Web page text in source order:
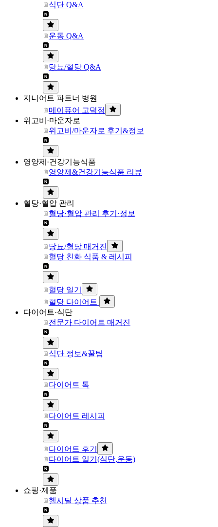
식단 Q&A
운동 Q&A
당뇨/혈당 Q&A
지니어트 파트너 병원
메이퓨어 고덕점
위고비·마운자로
위고비/마운자로 후기&정보
영양제·건강기능식품
영양제&건강기능식품 리뷰
혈당·혈압 관리
혈당·혈압 관리 후기·정보
당뇨/혈당 매거진
혈당 친화 식품 & 레시피
혈당 일기
혈당 다이어트
다이어트·식단
전문가 다이어트 매거진
식단 정보&꿀팁
다이어트 톡
다이어트 레시피
다이어트 후기
다이어트 일기(식단,운동)
쇼핑·제품
헬시딜 상품 추천